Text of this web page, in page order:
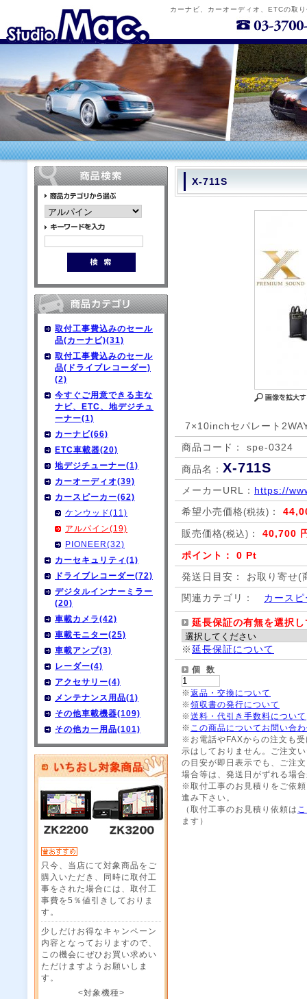
カーナビ、カーオーディオ、ETCの取
取付工事費込みのセール
品(カーナビ)(31)
取付工事費込みのセール
品(ドライブレコーダー)
(2)
今すぐご用意できる主な
ナビ、ETC、地デジチュ
ーナー(1)
カーナビ(66)
ETC車載器(20)
地デジチューナー(1)
カーオーディオ(39)
カースピーカー(62)
ケンウッド(11)
アルパイン(19)
PIONEER(32)
カーセキュリティ(1)
ドライブレコーダー(72)
デジタルインナーミラー
(20)
車載カメラ(42)
車載モニター(25)
車載アンプ(3)
レーダー(4)
アクセサリー(4)
メンテナンス用品(1)
その他車載機器(109)
その他カー用品(101)
只今、当店にて対象商品をご
購入いただき、同時に取付工
事をされた場合には、取付工
事費を5％値引きしておりま
す。
少しだけお得なキャンペーン
内容となっておりますので、
この機会にぜひお買い求めい
ただけますようお願いしま
す。
<対象機種>
X-711S
7×10inchセパレート
商品コード： spe-0324
商品名： X-711S
メーカーURL： https://
希望小売価格(税抜) ：
販売価格(税込) ： 40,700
ポイント： 0 Pt
発送日目安： お取り寄せ(
関連カテゴリ：
カース
延長保証の有無を選択
※延長保証について
個 数
※返品・交換について
※領収書の発行について
※送料・代引き手数料について
※ この商品についてお問い合
※お電話やFAXからの注文も
示はしておりません。ご注文
の目安が即日表示でも、ご注
場合等は、発送日がずれる場
※取付工事のお見積りをご依
進み下さい。
（取付工事のお見積り依頼は
ます）